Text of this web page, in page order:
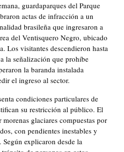
guardaparques del Parque
actas de infracción a un
brasileña que ingresaron a
del Ventisquero Negro, ubicado
Los visitantes descendieron hasta
la señalización que prohíbe
la baranda instalada
el ingreso al sector.
condiciones particulares de
su restricción al público. El
glaciares compuestas por
con pendientes inestables y
Según explicaron desde la